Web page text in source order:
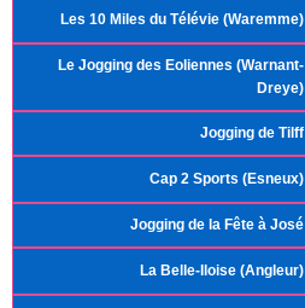
Les 10 Miles du Télévie (Waremme)
Le Jogging des Eoliennes (Warnant-
Dreye)
Jogging de Tilff
Cap 2 Sports (Esneux)
Jogging de la Fête à José
La Belle-Iloise (Angleur)